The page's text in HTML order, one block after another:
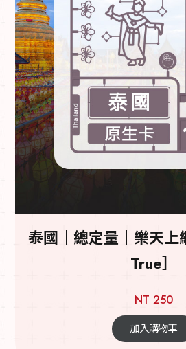
泰國｜總定量｜樂天上
True］
NT 250
加入購物車